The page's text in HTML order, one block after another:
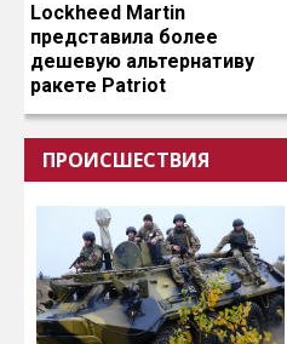
Lockheed Martin
представила более
дешевую альтернативу
ракете Patriot
ПРОИСШЕСТВИЯ